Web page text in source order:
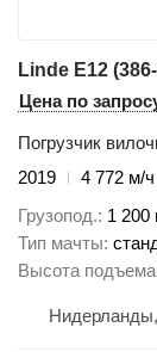
Linde E12
Цена по
Погрузчик
2019
4 772 м/ч
Грузопод. 1 200
Тип мачты
Высота подъема